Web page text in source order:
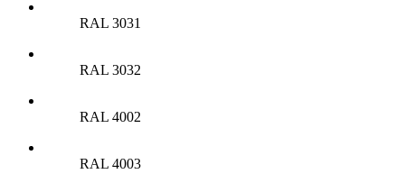
RAL 3031
RAL 3032
RAL 4002
RAL 4003